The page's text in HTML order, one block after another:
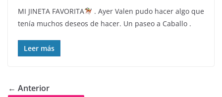
MI JINETA FAVORITA
. Ayer Valen pudo hacer algo que
tenía muchos deseos de hacer. Un paseo a Caballo .
Leer más
← Anterior